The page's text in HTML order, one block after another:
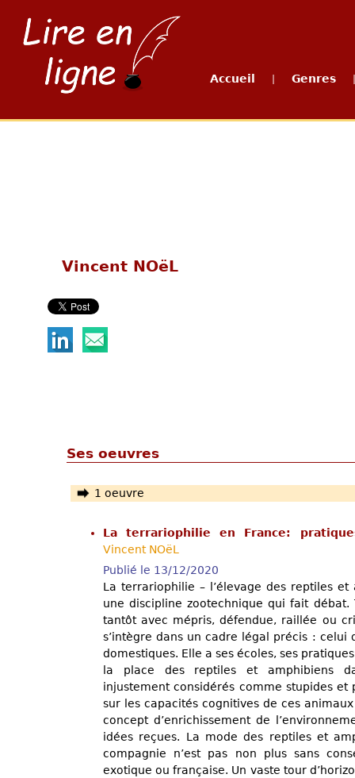
Accueil Genres
Vincent NOëL
Ses oeuvres
1 oeuvre
La terrariophilie en France:
Vincent NOëL
Publié le 13/12/2020
La terrariophilie – l’élevage des reptiles
une discipline zootechnique qui fait
tantôt avec mépris, défendue, raillée ou
s’intègre dans un cadre légal précis : celui
domestiques. Elle a ses écoles, ses
la place des reptiles et amphibiens
injustement considérés comme stupides et
sur les capacités cognitives de ces
concept d’enrichissement de
idées reçues. La mode des reptiles et
compagnie n’est pas non plus sans
exotique ou française. Un vaste tour